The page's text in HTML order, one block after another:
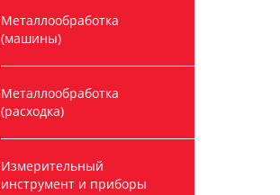
Металлообработка
(машины)
Металлообработка
(расходка)
Измерительный
инструмент и приборы